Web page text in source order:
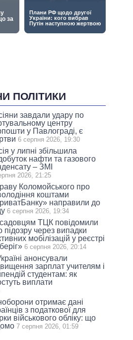
ПОЛІТИКИ
завдали удару по
центру
у Павлограді, є
6 серпня 2026, 19:30
у липні збільшила
нафти та газового
– ЗМІ
2026, 21:25
Коломойського про
коштами
направили до
6 серпня 2026, 19:34
ТЦК повідомили
підозру через випадки
мобілізацій у реєстрі
6 серпня 2026, 20:14
анонсували
зарплат учителям і
студентам: як
виплати
отримає дані
з податкової для
військового обліку: що
7 серпня 2026, 01:59